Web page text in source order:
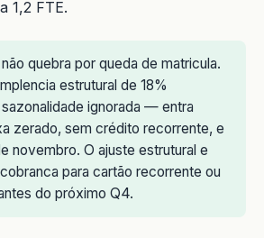
1,2 FTE.
quebra por queda de matricula.
estrutural de 18%
ignorada — entra
zerado, sem crédito recorrente, e
novembro. O ajuste estrutural e
para cartão recorrente ou
do próximo Q4.